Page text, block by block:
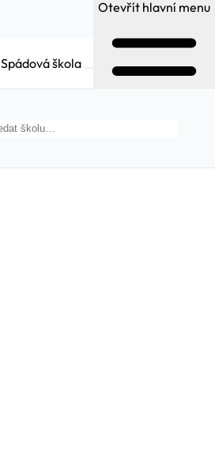
Spádová škola
Otevřít hlavní menu